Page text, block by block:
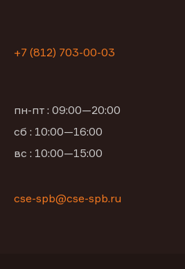
+7 (812) 703-00-03
пн-пт : 09:00—20:00
сб : 10:00—16:00
вс : 10:00—15:00
cse-spb@cse-spb.ru